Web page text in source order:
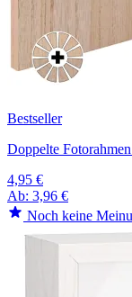
Bestseller
Doppelte
4,95 €
Ab: 3,96 €
Noch keine